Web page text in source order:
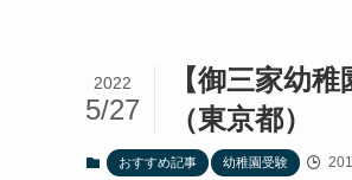
【御三家幼
（東京都）
2022
5/27
おすすめ記事 幼稚園受験